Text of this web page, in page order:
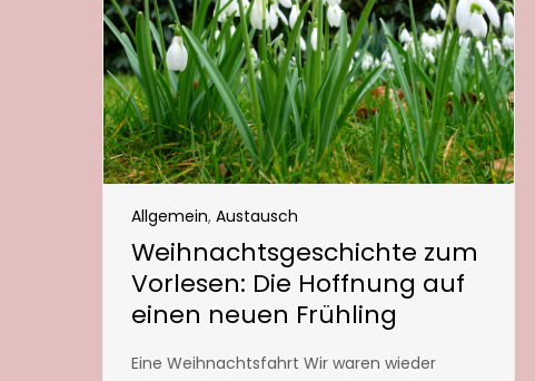
Allgemein, Austausch
Weihnachtsgeschichte zum
Vorlesen: Die Hoffnung auf
einen neuen Frühling
Eine Weihnachtsfahrt Wir waren wieder